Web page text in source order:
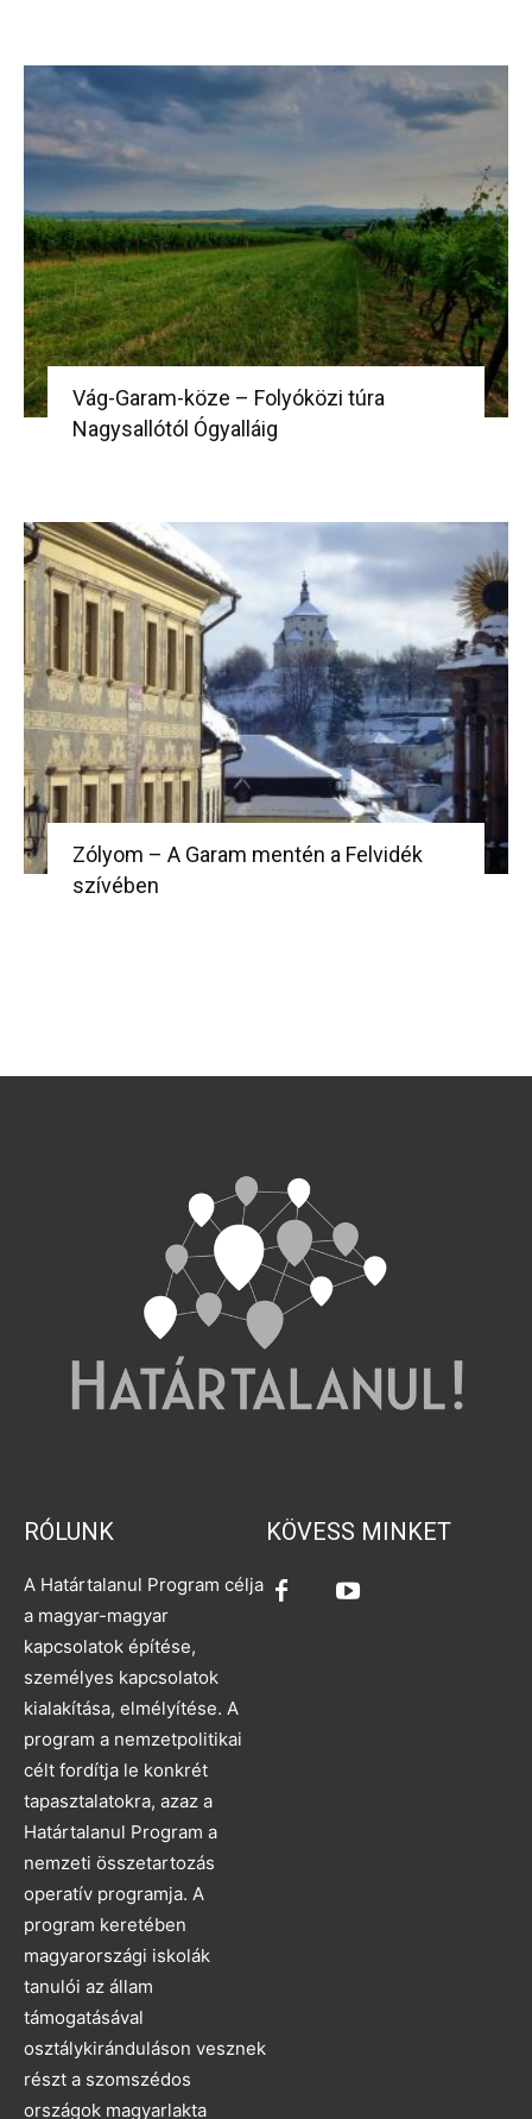
Vág-Garam-köze – Folyóközi túra
Nagysallótól Ógyalláig
Zólyom – A Garam mentén a Felvidék
szívében
RÓLUNK
A Határtalanul Program célja
a magyar-magyar
kapcsolatok építése,
személyes kapcsolatok
kialakítása, elmélyítése. A
program a nemzetpolitikai
célt fordítja le konkrét
tapasztalatokra, azaz a
Határtalanul Program a
nemzeti összetartozás
operatív programja. A
program keretében
magyarországi iskolák
tanulói az állam
támogatásával
osztálykiránduláson vesznek
részt a szomszédos
országok magyarlakta
KÖVESS MINKET